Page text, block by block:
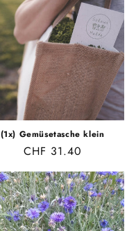
(1x) Gemüsetasche klein
Prezzo
di
listino
CHF 31.40